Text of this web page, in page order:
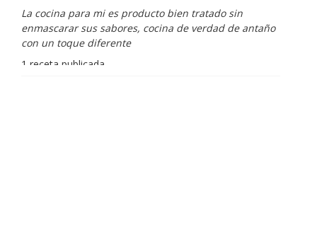
La cocina para mi es producto bien tratado sin
enmascarar sus sabores, cocina de verdad de antaño
con un toque diferente
1 receta publicada